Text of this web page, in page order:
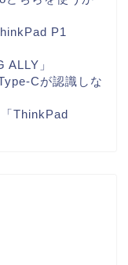
P1
ALLY」
Cが認識しな
ThinkPad